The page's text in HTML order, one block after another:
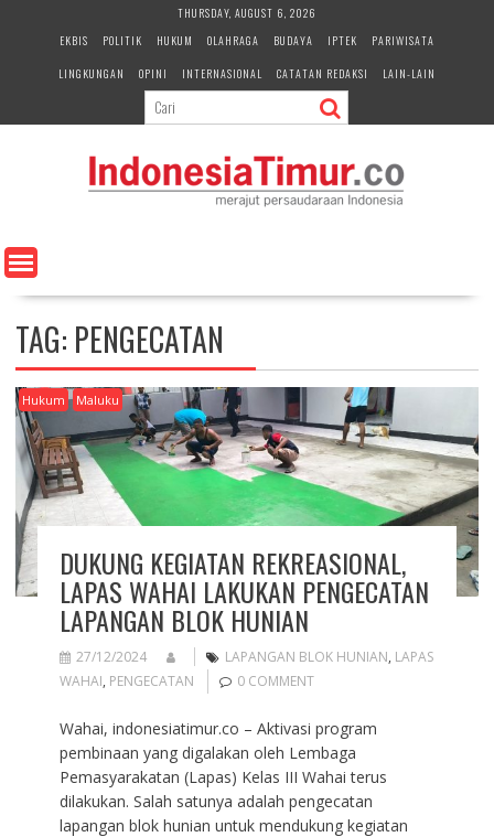
e
n
THURSDAY, AUGUST 6, 2026
EKBIS
POLITIK HUKUM OLAHRAGA BUDAYA IPTEK
PARIWISATA
LINGKUNGAN
OPINI INTERNASIONAL CATATAN REDAKSI LAIN-LAIN
TAG: PENGECATAN
Hukum Maluku
DUKUNG KEGIATAN REKREASIONAL,
LAPAS WAHAI LAKUKAN PENGECATAN
LAPANGAN BLOK HUNIAN
27/12/2024 LAPANGAN BLOK HUNIAN, LAPAS
WAHAI, PENGECATAN 0 COMMENT
Wahai, indonesiatimur.co – Aktivasi program
pembinaan yang digalakan oleh Lembaga
Pemasyarakatan (Lapas) Kelas III Wahai terus
dilakukan. Salah satunya adalah pengecatan
lapangan blok hunian untuk mendukung kegiatan